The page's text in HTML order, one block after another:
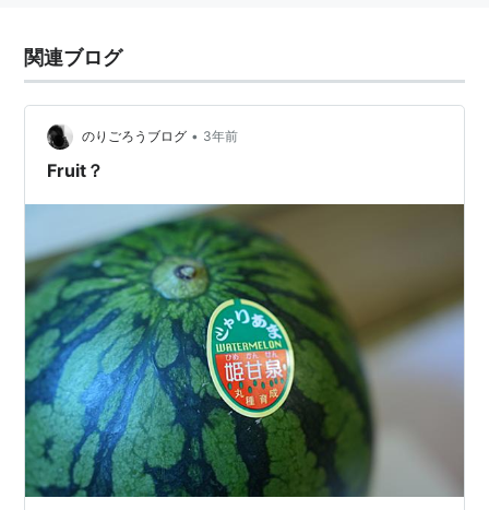
関連ブログ
のりごろうブログ • 3年前
Fruit？